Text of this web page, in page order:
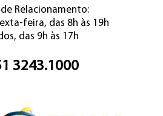
Relacionamento:
feira, das 8h às 19h
das 9h às 17h
3243.1000